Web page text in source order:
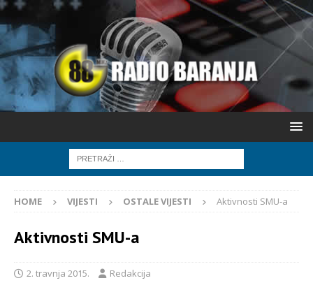
HOME VIJESTI OSTALE VIJESTI Aktivnosti SMU-a
Aktivnosti SMU-a
2. travnja 2015. Redakcija